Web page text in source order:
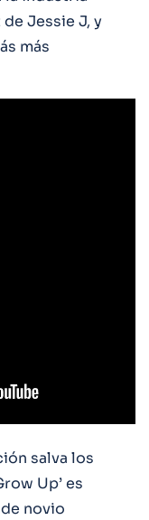
Jessie J, y
más
salva los
Up’ es
novio